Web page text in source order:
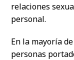
relaciones
personal.
En la mayoría
personas